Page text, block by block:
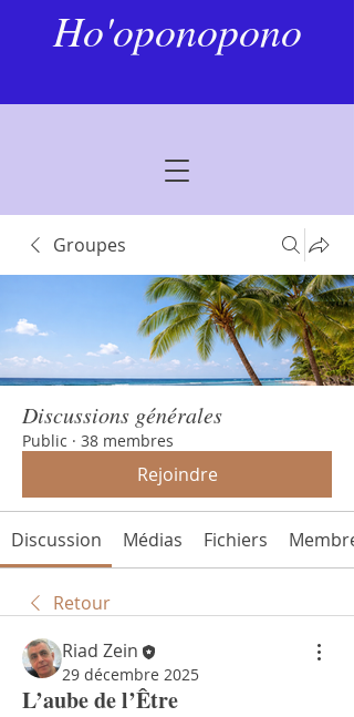
Ho'oponopono
Groupes
Discussions générales
Public · 38 membres
Rejoindre
Discussion Médias Fichiers
Retour
Riad Zein
29 décembre 2025
L’aube de l’Être